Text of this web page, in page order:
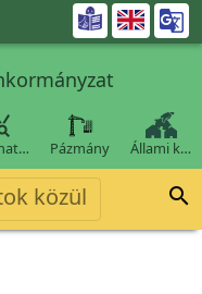

Pázmány Állami k…
közül 